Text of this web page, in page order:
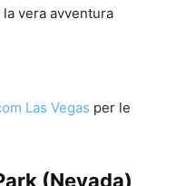
vera avventura
Las Vegas per le
(Nevada)